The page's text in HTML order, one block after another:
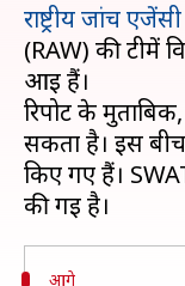
राष्ट्रीय जांच
(RAW) की टीमें
आई हैं।
रिपोर्ट के
सकता है। इस बीच
किए गए हैं।
आगे